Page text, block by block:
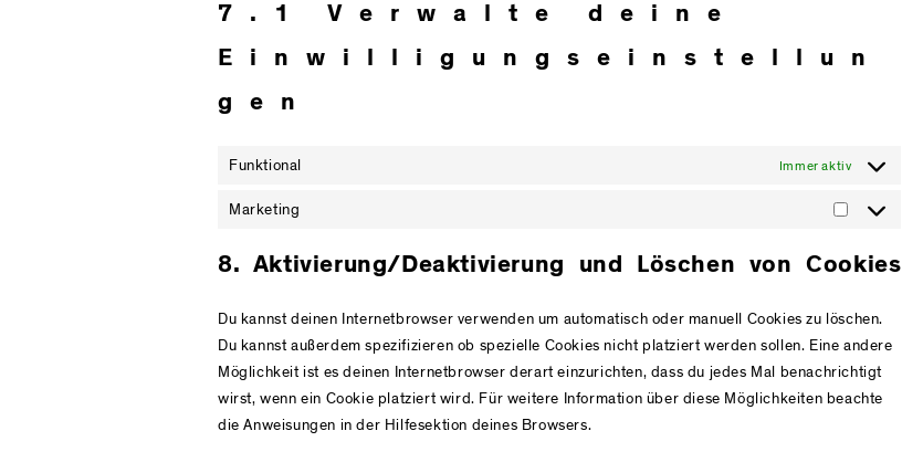
7.1 Verwalte deine
Einwilligungseinstellun
gen
Funktional Immer aktiv
Marketing
8. Aktivierung/Deaktivierung und Löschen von Cookies
Du kannst deinen Internetbrowser verwenden um automatisch oder manuell Cookies zu löschen.
Du kannst außerdem spezifizieren ob spezielle Cookies nicht platziert werden sollen. Eine andere
Möglichkeit ist es deinen Internetbrowser derart einzurichten, dass du jedes Mal benachrichtigt
wirst, wenn ein Cookie platziert wird. Für weitere Information über diese Möglichkeiten beachte
die Anweisungen in der Hilfesektion deines Browsers.